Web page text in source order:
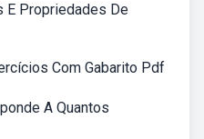
E Propriedades De
Com Gabarito Pdf
A Quantos